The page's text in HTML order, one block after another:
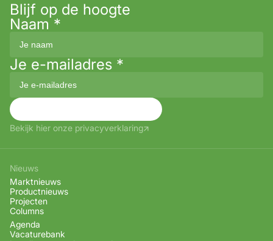
Blijf op de hoogte
Naam *
Je e-mailadres *
Bekijk hier onze privacyverklaring
Nieuws
Marktnieuws
Productnieuws
Projecten
Columns
Agenda
Vacaturebank